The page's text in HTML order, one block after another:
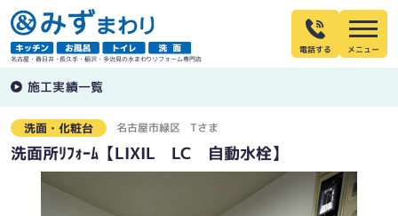
名古屋・春日井・長久手・稲沢・多治見の水まわりリフォーム専門店
電話する
施工実績一覧
洗面・化粧台 名古屋市緑区 Tさま
洗面所ﾘﾌｫｰﾑ【LIXIL LC 自動水栓】